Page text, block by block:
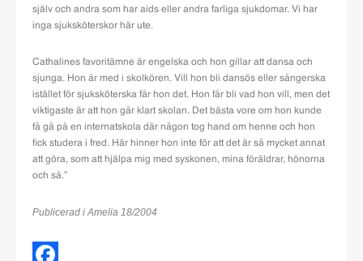
själv och andra som har aids eller andra farliga sjukdomar. Vi har
inga sjuksköterskor här ute.
Cathalines favoritämne är engelska och hon gillar att dansa och
sjunga. Hon är med i skolkören. Vill hon bli dansös eller sångerska
istället för sjuksköterska får hon det. Hon får bli vad hon vill, men det
viktigaste är att hon går klart skolan. Det bästa vore om hon kunde
få gå på en internatskola där någon tog hand om henne och hon
fick studera i fred. Här hinner hon inte för att det är så mycket annat
att göra, som att hjälpa mig med syskonen, mina föräldrar, hönorna
och så.”
Publicerad i Amelia 18/2004